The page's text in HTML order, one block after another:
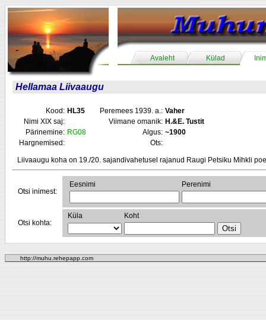
Avaleht Külad
Hellamaa Liivaaugu
Kood: HL35 Peremees 1939. a.: Vaher
Nimi XIX saj:
Viimane omanik: H.&E. Tustit
Pärinemine: RG08 Algus: ~1900
Hargnemised:
Ots:
Liivaaugu koha on 19./20. sajandivahetusel rajanud Raugi Petsiku Mihkli
Otsi inimest:
Eesnimi Perenimi
Otsi kohta:
Küla Koht
http://muhu.rehepapp.com